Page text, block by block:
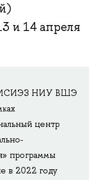
и 14 апреля
ИСИЭЗ НИУ ВШЭ
центр
программы
в 2022 году